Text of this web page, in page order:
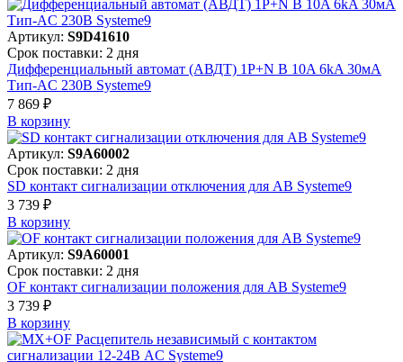
Артикул: S9D41610
Срок поставки: 2 дня
Дифференциальный автомат (АВДТ) 1P+N B 10A 6kA 30мА
Тип-AC 230В Systeme9
7 869 ₽
В корзинy
Артикул: S9A60002
Срок поставки: 2 дня
SD контакт сигнализации отключения для АВ Systeme9
3 739 ₽
В корзинy
Артикул: S9A60001
Срок поставки: 2 дня
OF контакт сигнализации положения для АВ Systeme9
3 739 ₽
В корзинy